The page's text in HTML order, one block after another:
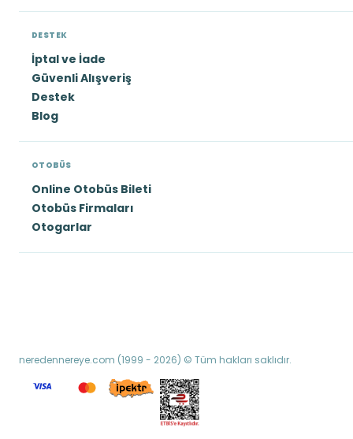
DESTEK
İptal ve İade
Güvenli Alışveriş
Destek
Blog
OTOBÜS
Online Otobüs Bileti
Otobüs Firmaları
Otogarlar
neredennereye.com (1999 - 2026) © Tüm hakları saklıdır.